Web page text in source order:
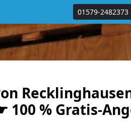
01579-2482373
100 % Gratis-